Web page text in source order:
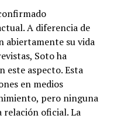
A diferencia de
abiertamente su vida
Soto ha
este aspecto. Esta
en medios
pero ninguna
relación oficial. La